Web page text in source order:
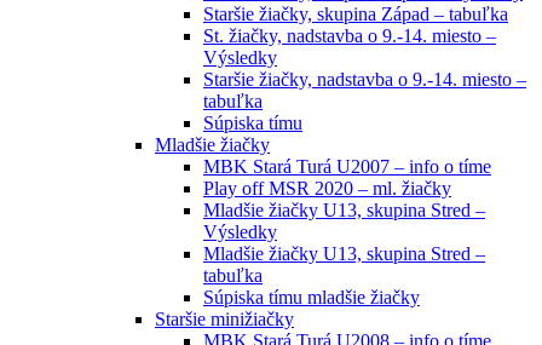
Staršie žiačky, skupina Západ – tabuľka
St. žiačky, nadstavba o 9.-14. miesto –
Výsledky
Staršie žiačky, nadstavba o 9.-14. miesto –
tabuľka
Súpiska tímu
Mladšie žiačky
MBK Stará Turá U2007 – info o tíme
Play off MSR 2020 – ml. žiačky
Mladšie žiačky U13, skupina Stred –
Výsledky
Mladšie žiačky U13, skupina Stred –
tabuľka
Súpiska tímu mladšie žiačky
Staršie minižiačky
MBK Stará Turá U2008 – info o tíme